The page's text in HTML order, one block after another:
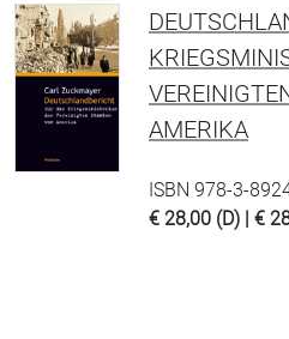
AMERIKA
ISBN 978-3-
€ 28,00 (D) | €